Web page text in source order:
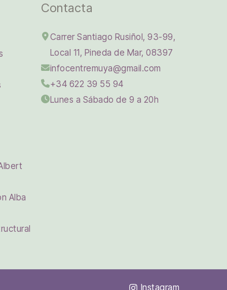
Alba
Contacta
Carrer Santiago Rusiñol, 93-99,
Local 11, Pineda de Mar, 08397
infocentremuya@gmail.com
+34 622 39 55 94
Lunes a Sábado de 9 a 20h
Instagram